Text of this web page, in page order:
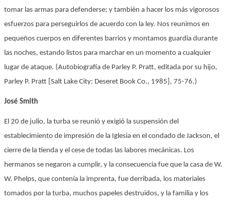
tomar las armas para defenderse; y también a hacer los más vigorosos
esfuerzos para perseguirlos de acuerdo con la ley. Nos reunimos en
pequeños cuerpos en diferentes barrios y montamos guardia durante
las noches, estando listos para marchar en un momento a cualquier
lugar de ataque. (Autobiografía de Parley P. Pratt, editada por su hijo,
Parley P. Pratt [Salt Lake City: Deseret Book Co., 1985], 75-76.)
José Smith
El 20 de julio, la turba se reunió y exigió la suspensión del
establecimiento de impresión de la Iglesia en el condado de Jackson, el
cierre de la tienda y el cese de todas las labores mecánicas. Los
hermanos se negaron a cumplir, y la consecuencia fue que la casa de W.
W. Phelps, que contenía la imprenta, fue derribada, los materiales
tomados por la turba, muchos papeles destruidos, y la familia y los